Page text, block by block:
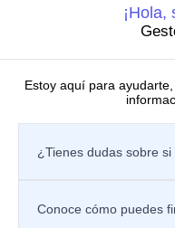
¡Hola,
Estoy aquí para
¿Tienes dudas sobre
Conoce cómo puedes
Dirección de
Grupos de
Semilleros de
Proyectos de
Directorio de
Tratamiento de datos
Mecanismos o